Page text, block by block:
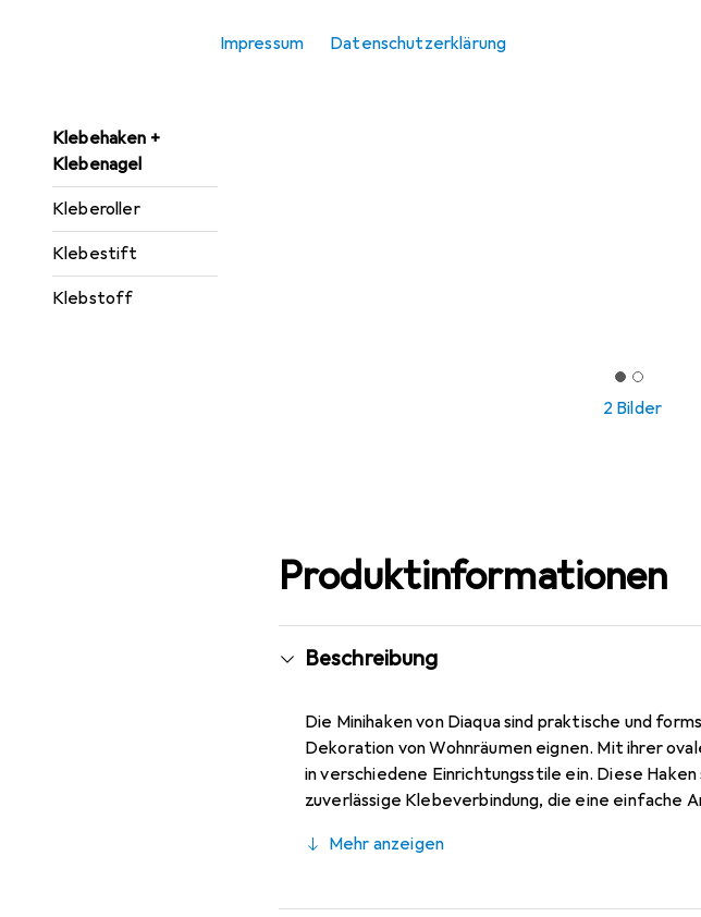
Impressum Datenschutzerklärung
Klebehaken +
Klebenagel
Kleberoller
Klebestift
Klebstoff
2 Bilder
Produktinformationen
Beschreibung
Die Minihaken von Diaqua sind praktische und
Dekoration von Wohnräumen eignen. Mit ihrer
in verschiedene Einrichtungsstile ein. Diese
zuverlässige Klebeverbindung, die eine einfache
kompakten Masse von 2,5 x 1,5 cm machen sie zu
jeden Haushalt, der Wert auf Ordnung und Stil
Mehr anzeigen